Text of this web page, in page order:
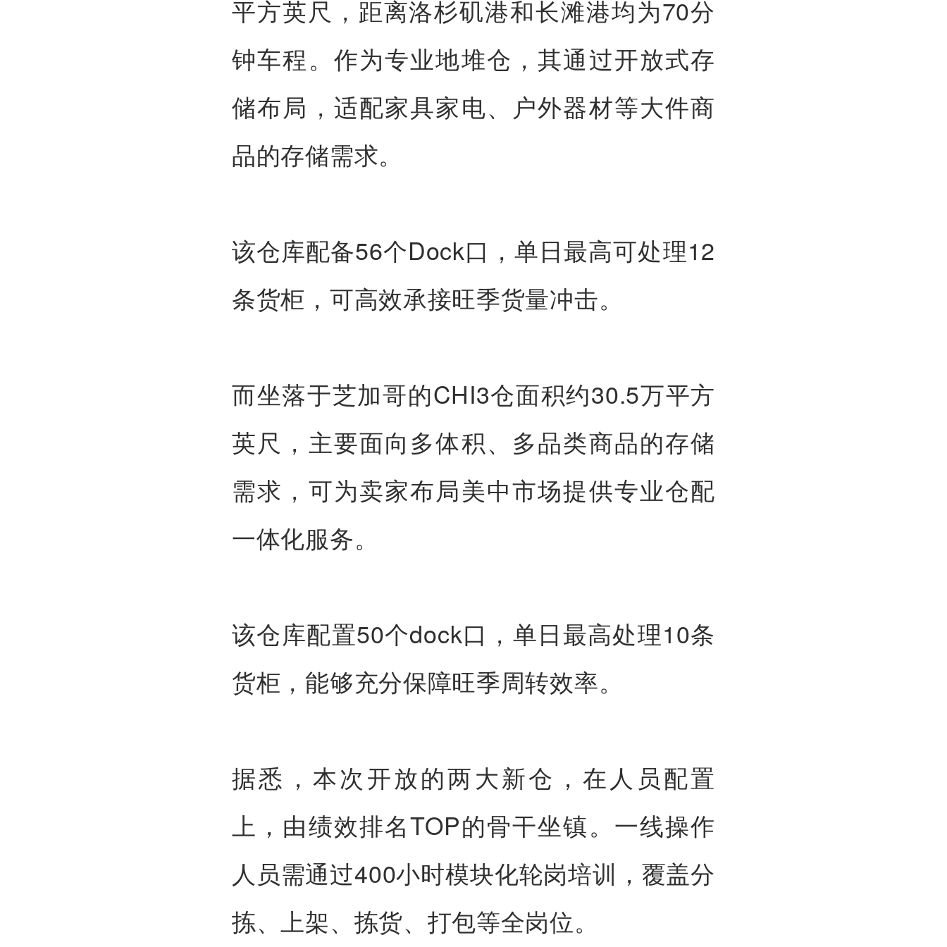
平方英尺，距离洛杉矶港和长滩港均为70分
钟车程。作为专业地堆仓，其通过开放式存
储布局，适配家具家电、户外器材等大件商
品的存储需求。
该仓库配备56个Dock口，单日最高可处理12
条货柜，可高效承接旺季货量冲击。
而坐落于芝加哥的CHI3仓面积约30.5万平方
英尺，主要面向多体积、多品类商品的存储
需求，可为卖家布局美中市场提供专业仓配
一体化服务。
该仓库配置50个dock口，单日最高处理10条
货柜，能够充分保障旺季周转效率。
据悉，本次开放的两大新仓，在人员配置
上，由绩效排名TOP的骨干坐镇。一线操作
人员需通过400小时模块化轮岗培训，覆盖分
拣、上架、拣货、打包等全岗位。